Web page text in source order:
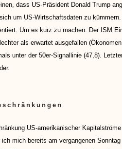
US-Präsident Donald Trump
um US-Wirtschaftsdaten zu
Um es kurz zu machen: Der ISM
als erwartet ausgefallen
unter der 50er-Signallinie (47,8).
US-amerikanischer
mich bereits am vergangenen Sonntag